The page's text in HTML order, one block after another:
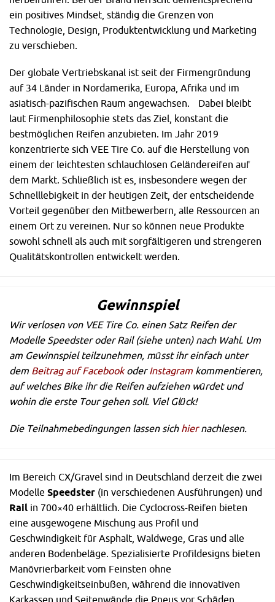
ein positives Mindset, ständig die Grenzen von
Technologie, Design, Produktentwicklung und Marketing
zu verschieben.
Der globale Vertriebskanal ist seit der Firmengründung
auf 34 Länder in Nordamerika, Europa, Afrika und im
asiatisch-pazifischen Raum angewachsen. Dabei bleibt
laut Firmenphilosophie stets das Ziel, konstant die
bestmöglichen Reifen anzubieten. Im Jahr 2019
konzentrierte sich VEE Tire Co. auf die Herstellung von
einem der leichtesten schlauchlosen Geländereifen auf
dem Markt. Schließlich ist es, insbesondere wegen der
Schnelllebigkeit in der heutigen Zeit, der entscheidende
Vorteil gegenüber den Mitbewerbern, alle Ressourcen an
einem Ort zu vereinen. Nur so können neue Produkte
sowohl schnell als auch mit sorgfältigeren und strengeren
Qualitätskontrollen entwickelt werden.
Gewinnspiel
Wir verlosen von VEE Tire Co. einen Satz Reifen der
Modelle Speedster oder Rail (siehe unten) nach Wahl. Um
am Gewinnspiel teilzunehmen, müsst ihr einfach unter
dem Beitrag auf FacebookoderInstagram kommentieren,
auf welches Bike ihr die Reifen aufziehen würdet und
wohin die erste Tour gehen soll. Viel Glück!
Die Teilnahmebedingungen lassen sich hiernachlesen.
Im Bereich CX/Gravel sind in Deutschland derzeit die zwei
Modelle Speedster (in verschiedenen Ausführungen) und
Rail in 700×40 erhältlich. Die Cyclocross-Reifen bieten
eine ausgewogene Mischung aus Profil und
Geschwindigkeit für Asphalt, Waldwege, Gras und alle
anderen Bodenbeläge. Spezialisierte Profildesigns bieten
Manövrierbarkeit vom Feinsten ohne
Geschwindigkeitseinbußen, während die innovativen
Karkassen und Seitenwände die Pneus vor Schäden